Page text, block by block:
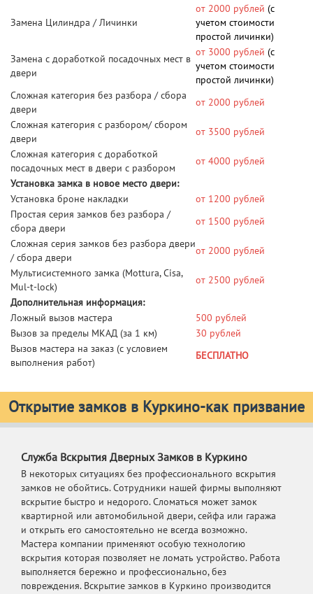
Замена Цилиндра / Личинки
от 2000 рублей (с
учетом стоимости
простой личинки)
Замена с доработкой посадочных мест в
двери
от 3000 рублей (с
учетом стоимости
простой личинки)
Сложная категория без разбора / сбора
двери
от 2000 рублей
Сложная категория с разбором/ сбором
двери
от 3500 рублей
Сложная категория с доработкой
посадочных мест в двери с разбором
от 4000 рублей
Установка замка в новое место двери:
Установка броне накладки
от 1200 рублей
Простая серия замков без разбора /
сбора двери
от 1500 рублей
Сложная серия замков без разбора двери
/ сбора двери
от 2000 рублей
Мультисистемного замка (Mottura, Cisa,
Mul-t-lock)
от 2500 рублей
Дополнительная информация:
Ложный вызов мастера
500 рублей
Вызов за пределы МКАД (за 1 км)
30 рублей
Вызов мастера на заказ (с условием
выполнения работ)
БЕСПЛАТНО
Открытие замков в Куркино-как призвание
Служба Вскрытия Дверных Замков в Куркино
В некоторых ситуациях без профессионального вскрытия
замков не обойтись. Сотрудники нашей фирмы выполняют
вскрытие быстро и недорого. Сломаться может замок
квартирной или автомобильной двери, сейфа или гаража
и открыть его самостоятельно не всегда возможно.
Мастера компании применяют особую технологию
вскрытия которая позволяет не ломать устройство. Работа
выполняется бережно и профессионально, без
повреждения. Вскрытие замков в Куркино производится